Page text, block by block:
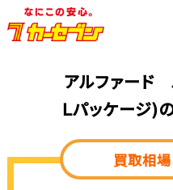
アルファード
Ｌパッケージ)
買取相場